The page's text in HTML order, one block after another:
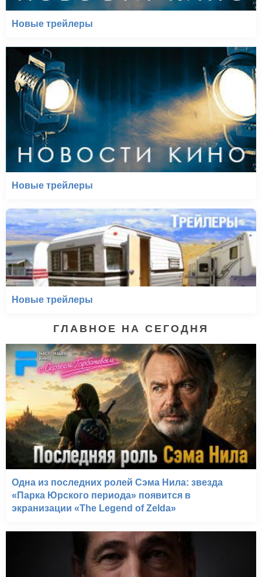
Новые трейлеры
Новые трейлеры
Новые трейлеры
ГЛАВНОЕ НА СЕГОДНЯ
Одна из последних ролей Сэма Нила: звезда
«Парка Юрского периода» появится в
экранизации «The Legend of Zelda»